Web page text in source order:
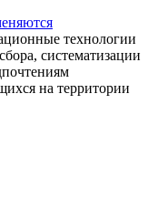
технологии
систематизации
на территории